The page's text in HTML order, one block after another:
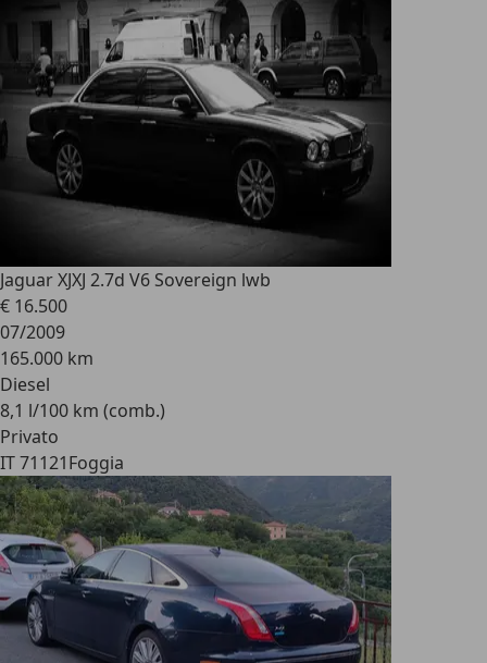
Jaguar XJXJ 2.7d V6 Sovereign lwb
€ 16.500
07/2009
165.000 km
Diesel
8,1 l/100 km (comb.)
Privato
IT 71121Foggia